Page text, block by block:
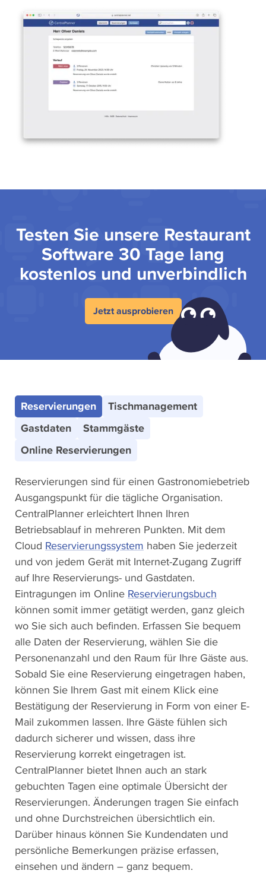
Testen Sie unsere Restaurant
Software 30 Tage lang
kostenlos und unverbindlich
Jetzt ausprobieren
CentralPlanner Features
Reservierungen
Tischmanagement
Gastdaten
Stammgäste
Online Reservierungen
Reservierungen sind für einen Gastronomiebetrieb
Ausgangspunkt für die tägliche Organisation.
CentralPlanner erleichtert Ihnen Ihren
Betriebsablauf in mehreren Punkten. Mit dem
Cloud Reservierungssystem haben Sie jederzeit
und von jedem Gerät mit Internet-Zugang Zugriff
auf Ihre Reservierungs- und Gastdaten.
Eintragungen im Online Reservierungsbuch
können somit immer getätigt werden, ganz gleich
wo Sie sich auch befinden. Erfassen Sie bequem
alle Daten der Reservierung, wählen Sie die
Personenanzahl und den Raum für Ihre Gäste aus.
Sobald Sie eine Reservierung eingetragen haben,
können Sie Ihrem Gast mit einem Klick eine
Bestätigung der Reservierung in Form von einer E-
Mail zukommen lassen. Ihre Gäste fühlen sich
dadurch sicherer und wissen, dass ihre
Reservierung korrekt eingetragen ist.
CentralPlanner bietet Ihnen auch an stark
gebuchten Tagen eine optimale Übersicht der
Reservierungen. Änderungen tragen Sie einfach
und ohne Durchstreichen übersichtlich ein.
Darüber hinaus können Sie Kundendaten und
persönliche Bemerkungen präzise erfassen,
einsehen und ändern – ganz bequem.